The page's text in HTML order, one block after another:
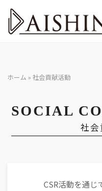
Skip
content
ホーム »社会貢献活動
SOCIAL
社会
CSR活動を通じ